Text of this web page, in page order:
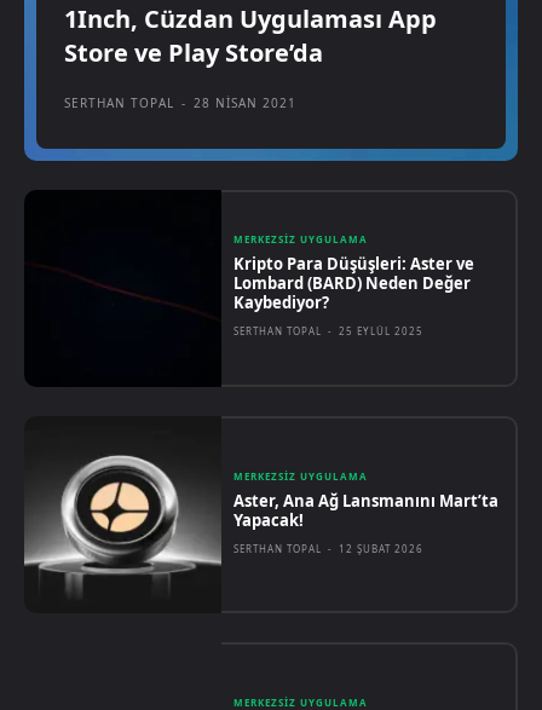
MERKEZSIZ UYGULAMA
Kripto Para Düşüşleri: Aster ve
Lombard (BARD) Neden Değer
Kaybediyor?
SERTHAN TOPAL - 25 EYLÜL 2025
MERKEZSIZ UYGULAMA
Aster, Ana Ağ Lansmanını Mart’ta
Yapacak!
SERTHAN TOPAL - 12 ŞUBAT 2026
MERKEZSIZ UYGULAMA
1Inch, Cüzdan Uygulaması App
Store ve Play Store’da
SERTHAN TOPAL - 28 NISAN 2021